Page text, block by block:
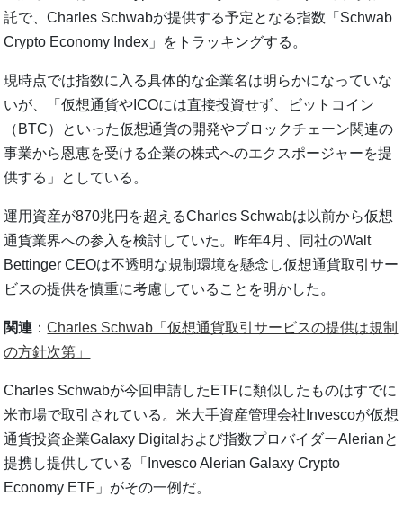
託で、Charles Schwabが提供する予定となる指数「Schwab
Crypto Economy Index」をトラッキングする。
現時点では指数に入る具体的な企業名は明らかになっていな
いが、「仮想通貨やICOには直接投資せず、ビットコイン
（BTC）といった仮想通貨の開発やブロックチェーン関連の
事業から恩恵を受ける企業の株式へのエクスポージャーを提
供する」としている。
運用資産が870兆円を超えるCharles Schwabは以前から仮想
通貨業界への参入を検討していた。昨年4月、同社のWalt
Bettinger CEOは不透明な規制環境を懸念し仮想通貨取引サー
ビスの提供を慎重に考慮していることを明かした。
関連 ：Charles Schwab「仮想通貨取引サービスの提供は規制
の方針次第」
Charles Schwabが今回申請したETFに類似したものはすでに
米市場で取引されている。米大手資産管理会社Invescoが仮想
通貨投資企業Galaxy Digitalおよび指数プロバイダーAlerianと
提携し提供している「Invesco Alerian Galaxy Crypto
Economy ETF」がその一例だ。